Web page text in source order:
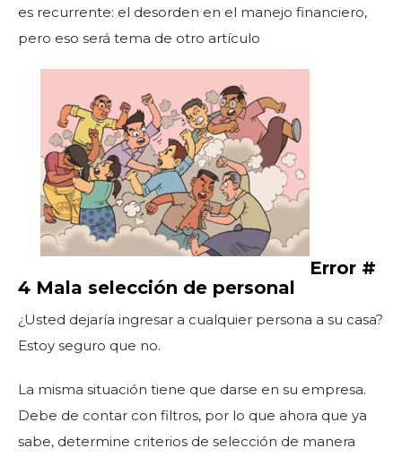
es recurrente: el desorden en el manejo financiero,
pero eso será tema de otro artículo
Error #
4 Mala selección de personal
¿Usted dejaría ingresar a cualquier persona a su casa?
Estoy seguro que no.
La misma situación tiene que darse en su empresa.
Debe de contar con filtros, por lo que ahora que ya
sabe, determine criterios de selección de manera